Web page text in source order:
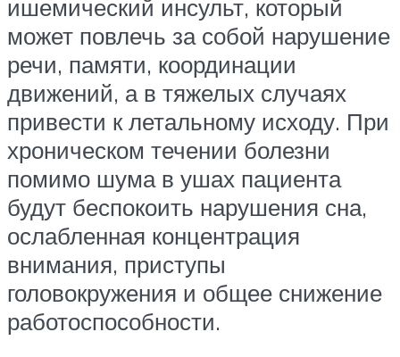
ишемический инсульт, который
может повлечь за собой нарушение
речи, памяти, координации
движений, а в тяжелых случаях
привести к летальному исходу. При
хроническом течении болезни
помимо шума в ушах пациента
будут беспокоить нарушения сна,
ослабленная концентрация
внимания, приступы
головокружения и общее снижение
работоспособности.